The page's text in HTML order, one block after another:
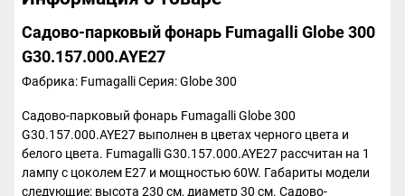
Садово-парковый фонарь Fumagalli Globe 300
G30.157.000.AYE27
Фабрика: FumagalliСерия: Globe 300
Садово-парковый фонарь Fumagalli Globe 300
G30.157.000.AYE27 выполнен в цветах черного цвета и
белого цвета. Fumagalli G30.157.000.AYE27 рассчитан на 1
лампу с цоколем E27 и мощностью 60W. Габариты модели
следующие: высота 230 см, диаметр 30 см. Садово-